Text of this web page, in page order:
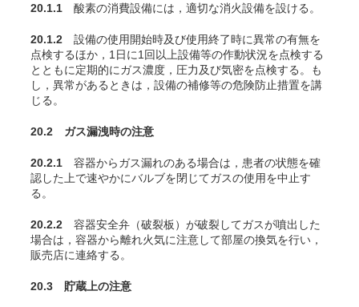
20.1.1 酸素の消費設備には，適切な消火設備を設ける。
20.1.2 設備の使用開始時及び使用終了時に異常の有無を
点検するほか，1日に1回以上設備等の作動状況を点検する
とともに定期的にガス濃度，圧力及び気密を点検する。も
し，異常があるときは，設備の補修等の危険防止措置を講
じる。
20.2 ガス漏洩時の注意
20.2.1 容器からガス漏れのある場合は，患者の状態を確
認した上で速やかにバルブを閉じてガスの使用を中止す
る。
20.2.2 容器安全弁（破裂板）が破裂してガスが噴出した
場合は，容器から離れ火気に注意して部屋の換気を行い，
販売店に連絡する。
20.3 貯蔵上の注意